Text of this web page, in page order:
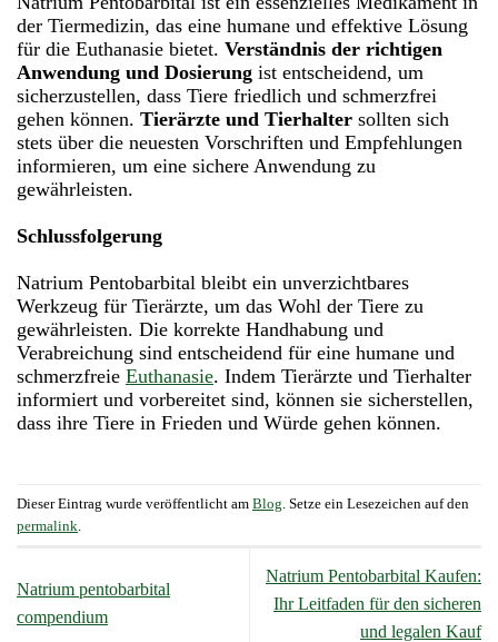
der Tiermedizin, das eine humane und effektive Lösung
für die Euthanasie bietet. Verständnis der richtigen
Anwendung und Dosierung ist entscheidend, um
sicherzustellen, dass Tiere friedlich und schmerzfrei
gehen können. Tierärzte und Tierhalter sollten sich
stets über die neuesten Vorschriften und Empfehlungen
informieren, um eine sichere Anwendung zu
gewährleisten.
Schlussfolgerung
Natrium Pentobarbital bleibt ein unverzichtbares
Werkzeug für Tierärzte, um das Wohl der Tiere zu
gewährleisten. Die korrekte Handhabung und
Verabreichung sind entscheidend für eine humane und
schmerzfreie Euthanasie. Indem Tierärzte und Tierhalter
informiert und vorbereitet sind, können sie sicherstellen,
dass ihre Tiere in Frieden und Würde gehen können.
Dieser Eintrag wurde veröffentlicht am Blog . Setze ein Lesezeichen auf den
permalink
Natrium pentobarbital
compendium
Natrium Pentobarbital Kaufen:
Ihr Leitfaden für den sicheren
und legalen Kauf